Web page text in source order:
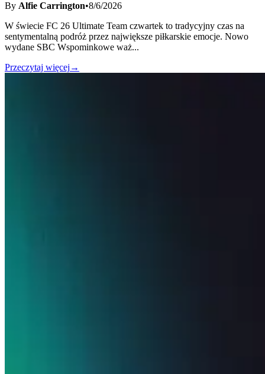
By Alfie Carrington•8/6/2026
W świecie FC 26 Ultimate Team czwartek to tradycyjny czas na
sentymentalną podróż przez największe piłkarskie emocje. Nowo
wydane SBC Wspominkowe waż...
Przeczytaj więcej →